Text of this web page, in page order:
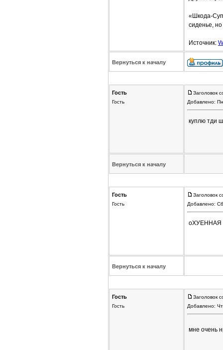
«Шкода-
сиденье,
Источник:
Вернуться к началу
Гость
Гость
Заголовок
Добавлено:
куплю тди
Вернуться к началу
Гость
Гость
Заголовок
Добавлено:
оХУЕННАЯ
Вернуться к началу
Гость
Гость
Заголовок
Добавлено:
мне очень